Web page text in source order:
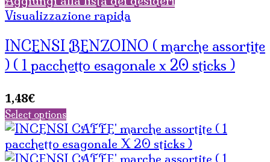
Visualizzazione rapida
INCENSI BENZOINO ( marche assortite
) ( 1 pacchetto esagonale x 20 sticks )
1,48€
Select options